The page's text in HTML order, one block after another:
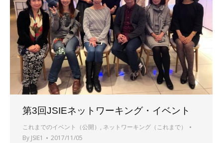
第3回JSIEネットワーキング・イベント
これまでのイベント（公開） , ネットワーキング（これまで）
By JSIE1 2017/11/05